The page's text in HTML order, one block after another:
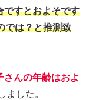
ですとおよそです
では？と推測致
さんの年齢はおよ
ました。